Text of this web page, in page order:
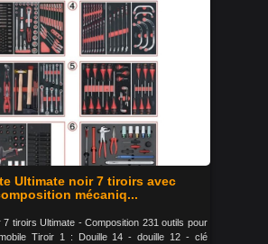
Ultimate noir 7 tiroirs avec
mécaniq...
7 tiroirs Ultimate - Composition 231 outils pour
Tiroir 1 : Douille 14 - douille 12 - clé